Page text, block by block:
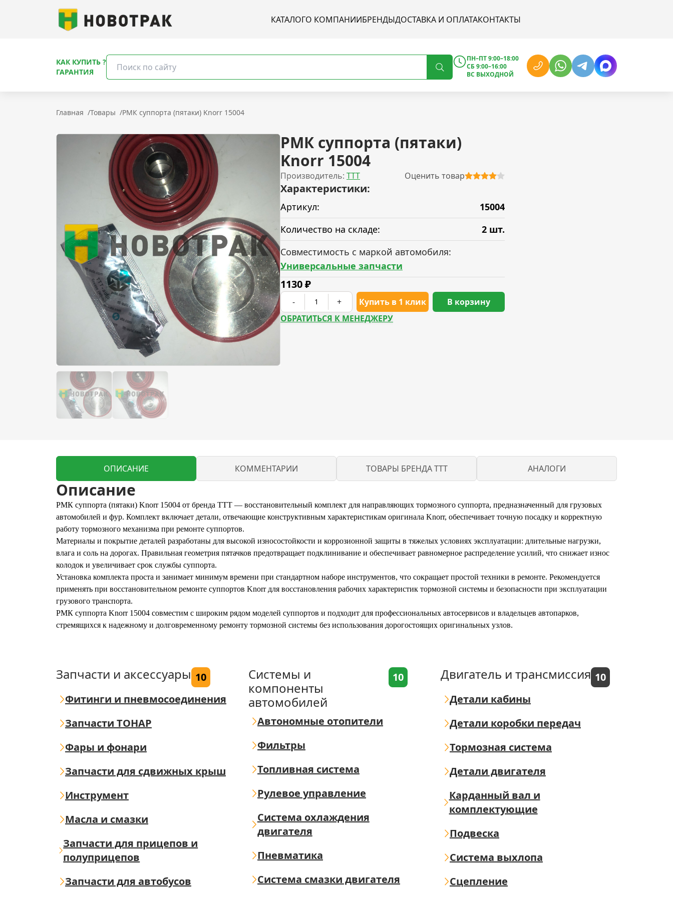
КАТАЛОГО КОМПАНИИБРЕНДЫДОСТАВКА И ОПЛАТАКОНТАКТЫ
КАК КУПИТЬ ?
ГАРАНТИЯ
ПН–ПТ 9:00–18:00
СБ 9:00–16:00
ВС ВЫХОДНОЙ
Главная /Товары /РМК суппорта (пятаки) Knorr 15004
РМК суппорта (пятаки)
Knorr 15004
Производитель: TTT Оценить товар
Характеристики:
Артикул:
15004
Количество на складе:
2 шт.
Совместимость с маркой автомобиля:
Универсальные запчасти
1130₽
- + Купить в 1 клик
В корзину
ОБРАТИТЬСЯ К МЕНЕДЖЕРУ
ОПИСАНИЕ КОММЕНТАРИИ ТОВАРЫ БРЕНДА TTT АНАЛОГИ
Описание
РМК суппорта (пятаки) Knorr 15004 от бренда TTT — восстановительный комплект для направляющих тормозного суппорта, предназначенный для грузовых
автомобилей и фур. Комплект включает детали, отвечающие конструктивным характеристикам оригинала Knorr, обеспечивает точную посадку и корректную
работу тормозного механизма при ремонте суппортов.
Материалы и покрытие деталей разработаны для высокой износостойкости и коррозионной защиты в тяжелых условиях эксплуатации: длительные нагрузки,
влага и соль на дорогах. Правильная геометрия пятачков предотвращает подклинивание и обеспечивает равномерное распределение усилий, что снижает износ
колодок и увеличивает срок службы суппорта.
Установка комплекта проста и занимает минимум времени при стандартном наборе инструментов, что сокращает простой техники в ремонте. Рекомендуется
применять при восстановительном ремонте суппортов Knorr для восстановления рабочих характеристик тормозной системы и безопасности при эксплуатации
грузового транспорта.
РМК суппорта Knorr 15004 совместим с широким рядом моделей суппортов и подходит для профессиональных автосервисов и владельцев автопарков,
стремящихся к надежному и долговременному ремонту тормозной системы без использования дорогостоящих оригинальных узлов.
Запчасти и аксессуары 10
Фитинги и пневмосоединения
Запчасти ТОНАР
Фары и фонари
Запчасти для сдвижных крыш
Инструмент
Масла и смазки
Запчасти для прицепов и
полуприцепов
Запчасти для автобусов
Системы и
компоненты
автомобилей
10
Автономные отопители
Фильтры
Топливная система
Рулевое управление
Система охлаждения
двигателя
Пневматика
Система смазки двигателя
Двигатель и трансмиссия 10
Детали кабины
Детали коробки передач
Тормозная система
Детали двигателя
Карданный вал и
комплектующие
Подвеска
Система выхлопа
Сцепление